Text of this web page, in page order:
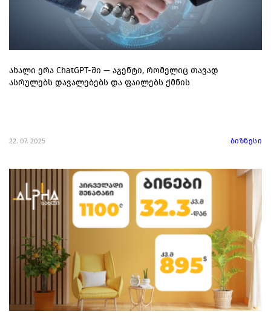
ახალი ერა ChatGPT-ში — აგენტი, რომელიც თავად
ასრულებს დავალებებს და ფაილებს ქმნის
22. 07. 2025 ბიზნესი